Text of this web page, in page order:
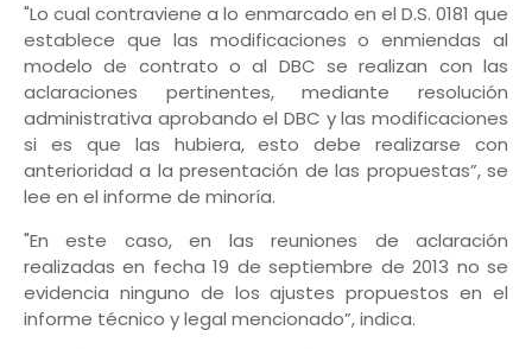
"Lo cual contraviene a lo enmarcado en el D.S. 0181 que
establece que las modificaciones o enmiendas al
modelo de contrato o al DBC se realizan con las
aclaraciones pertinentes, mediante resolución
administrativa aprobando el DBC y las modificaciones
si es que las hubiera, esto debe realizarse con
anterioridad a la presentación de las propuestas”, se
lee en el informe de minoría.
"En este caso, en las reuniones de aclaración
realizadas en fecha 19 de septiembre de 2013 no se
evidencia ninguno de los ajustes propuestos en el
informe técnico y legal mencionado”, indica.